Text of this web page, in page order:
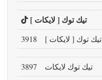
تيك توك [ لايكات ]
3918 تيك توك [ لايكات ]
3897 تيك توك لايكات